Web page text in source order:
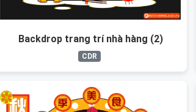
Backdrop trang trí nhà hàng (2)
CDR